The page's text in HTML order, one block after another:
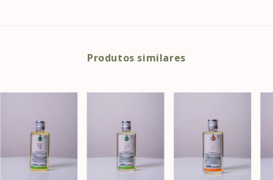
Produtos similares